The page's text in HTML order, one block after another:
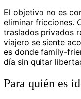
El objetivo no es
eliminar fricciones.
traslados privados
viajero se siente
es donde family-
día sin quitar
Para quién es